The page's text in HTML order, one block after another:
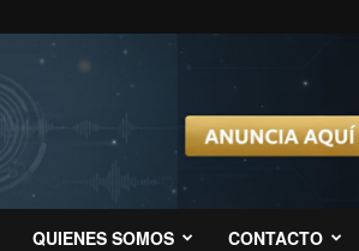
QUIENES SOMOS CONTACTO